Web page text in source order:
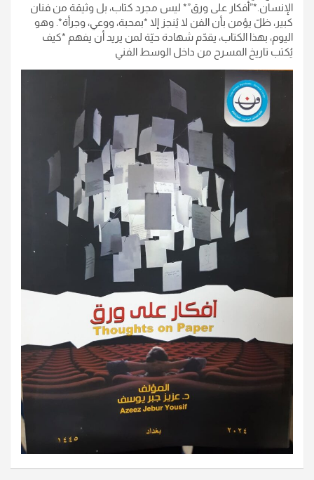
الإنسان.*”أفكار على ورق”* ليس مجرد كتاب، بل وثيقة من فنان
كبير، ظلّ يؤمن بأن الفن لا يُنجز إلا *بمحبة، ووعي، وجرأة*. وهو
اليوم، بهذا الكتاب، يقدّم شهادة حيّة لمن يريد أن يفهم *كيف
يُكتب تاريخ المسرح من داخل الوسط الفني